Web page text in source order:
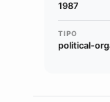
1987
TIPO
political-